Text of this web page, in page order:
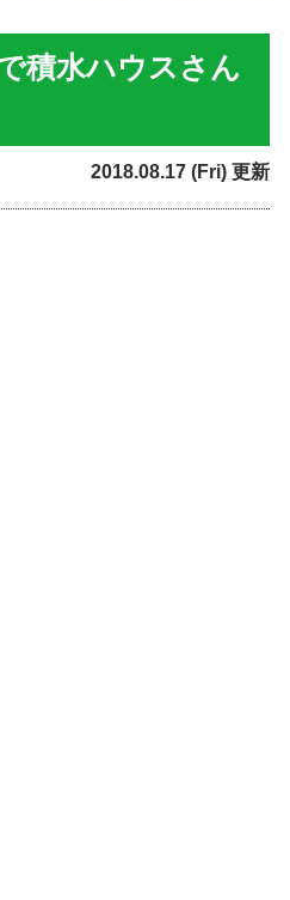
積水ハウスさん
2018.08.17 (Fri) 更新